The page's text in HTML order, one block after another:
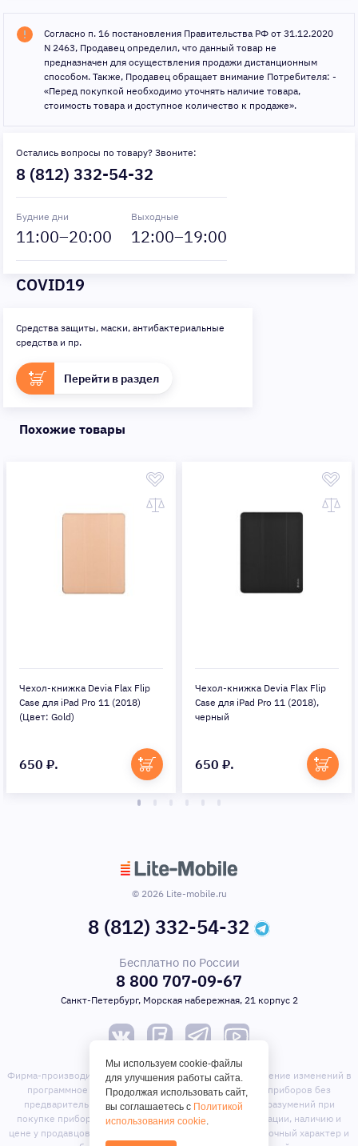
Согласно п. 16 постановления Правительства РФ от 31.12.2020
N 2463, Продавец определил, что данный товар не
предназначен для осуществления продажи дистанционным
способом. Также, Продавец обращает внимание Потребителя: -
«Перед покупкой необходимо уточнять наличие товара,
стоимость товара и доступное количество к продаже».
Остались вопросы по товару? Звоните:
8 (812) 332-54-32
Будние дни
11:00–20:00
Выходные
12:00–19:00
COVID19
Средства защиты, маски, антибактериальные
средства и пр.
Перейти в раздел
Похожие товары
Чехол-книжка Devia Flax Flip
Case для iPad Pro 11 (2018)
(Цвет: Gold)
650 ₽.
Чехол-книжка Devia Flax Flip
Case для iPad Pro 11 (2018),
черный
650 ₽.
© 2026 Lite-mobile.ru
8 (812) 332-54-32
Бесплатно по России
8 800 707-09-67
Санкт-Петербург, Морская набережная, 21 корпус 2
Фирма-производитель оставляет за собой право на внесение изменений в
программное обеспечение, дизайн и комплектацию приборов без
предварительного уведомления. Во избежание недоразумений при
покупке приборов уточняйте информацию о комплектации, наличию и
цене у продавцов. Вся информация на сайте носит справочный характер и
Мы используем cookie-файлы
для улучшения работы сайта.
Продолжая использовать сайт,
вы соглашаетесь с Политикой
использования cookie.